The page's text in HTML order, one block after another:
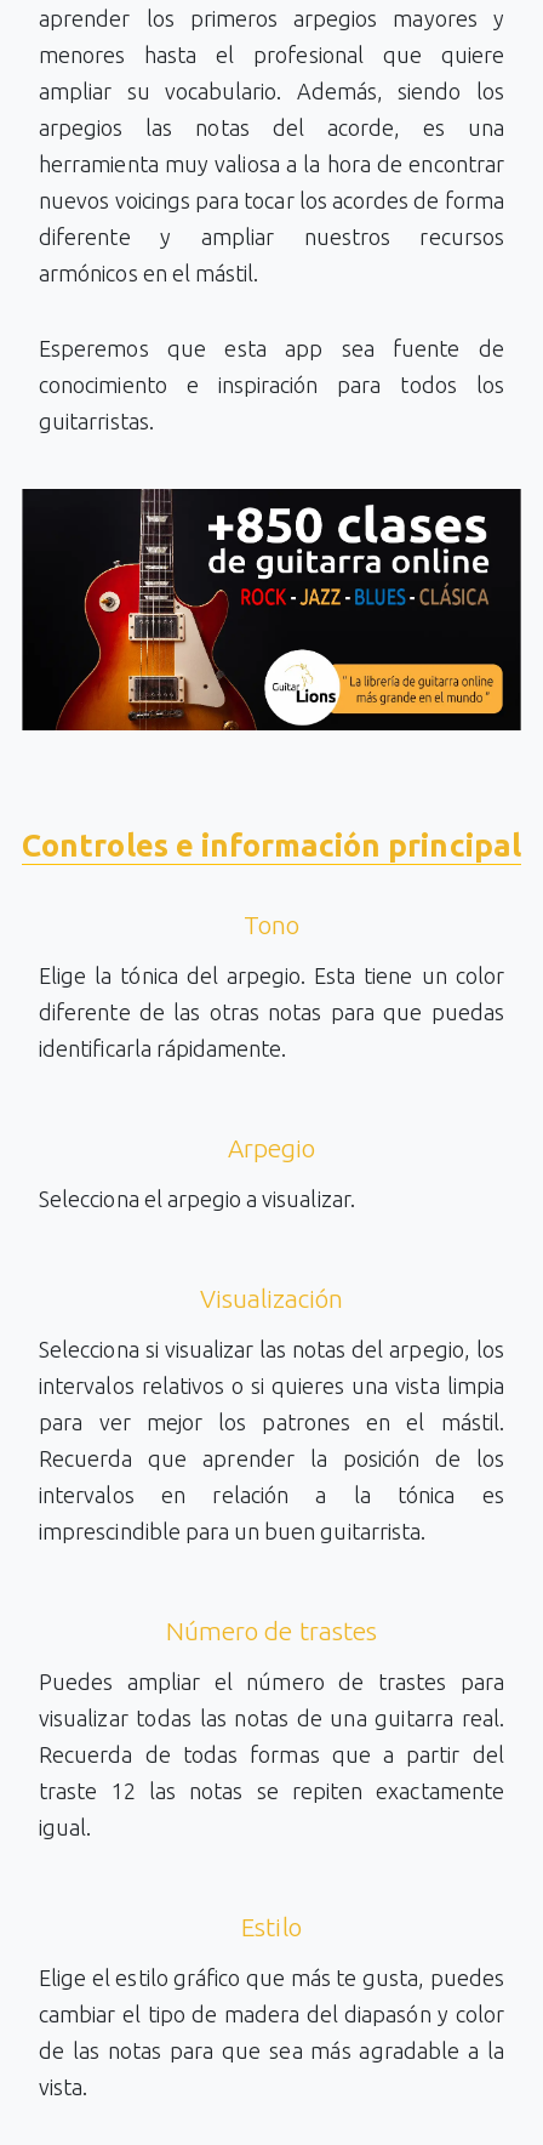
aprender los primeros arpegios mayores y
menores hasta el profesional que quiere
ampliar su vocabulario. Además, siendo los
arpegios las notas del acorde, es una
herramienta muy valiosa a la hora de encontrar
nuevos voicings para tocar los acordes de forma
diferente y ampliar nuestros recursos
armónicos en el mástil.
Esperemos que esta app sea fuente de
conocimiento e inspiración para todos los
guitarristas.
Controles e información principal
Tono
Elige la tónica del arpegio. Esta tiene un color
diferente de las otras notas para que puedas
identificarla rápidamente.
Arpegio
Selecciona el arpegio a visualizar.
Visualización
Selecciona si visualizar las notas del arpegio, los
intervalos relativos o si quieres una vista limpia
para ver mejor los patrones en el mástil.
Recuerda que aprender la posición de los
intervalos en relación a la tónica es
imprescindible para un buen guitarrista.
Número de trastes
Puedes ampliar el número de trastes para
visualizar todas las notas de una guitarra real.
Recuerda de todas formas que a partir del
traste 12 las notas se repiten exactamente
igual.
Estilo
Elige el estilo gráfico que más te gusta, puedes
cambiar el tipo de madera del diapasón y color
de las notas para que sea más agradable a la
vista.